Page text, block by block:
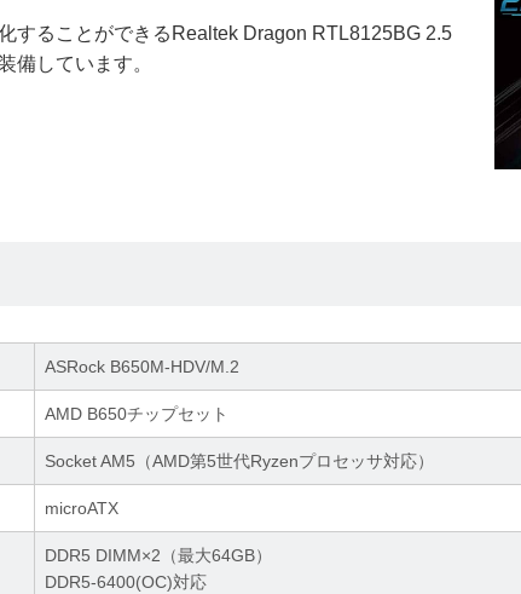
することができるRealtek Dragon RTL8125BG 2.5
備しています。
ASRock B650M-HDV/M.2
AMD B650チップセット
Socket AM5（AMD第5世代Ryzenプロセッサ対応）
microATX
DDR5 DIMM×2（最大64GB）
DDR5-6400(OC)対応